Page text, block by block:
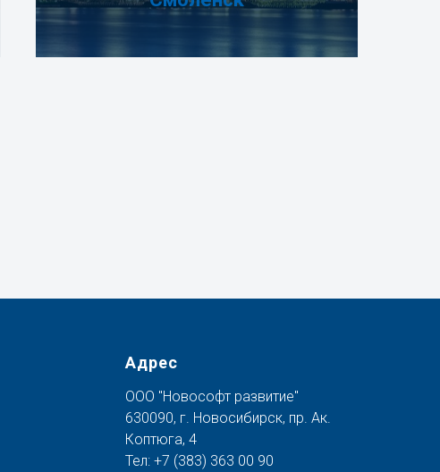
Адрес
ООО "Новософт развитие"
630090, г. Новосибирск, пр. Ак.
Коптюга, 4
Тел: +7 (383) 363 00 90